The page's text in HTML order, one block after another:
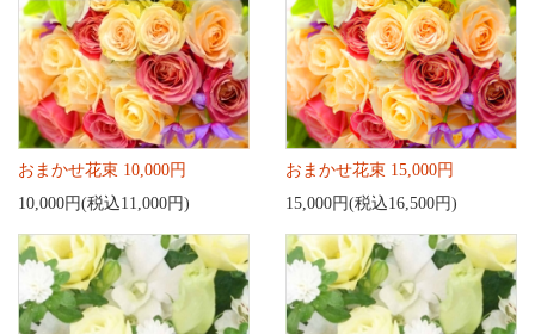
おまかせ花束 10,000円
10,000円(税込11,000円)
おまかせ花束 15,000円
15,000円(税込16,500円)